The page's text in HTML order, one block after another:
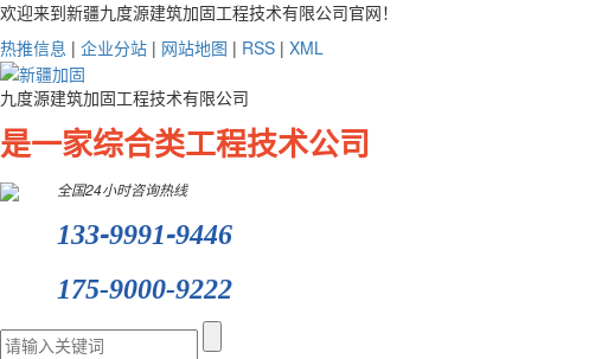
欢迎来到新疆九度源建筑加固工程技术有限公司官网！
热推信息 | 企业分站 | 网站地图 | RSS | XML
九度源建筑加固工程技术有限公司
是一家综合类工程技术公司
全国24小时咨询热线
133-9991-9446
175-9000-9222